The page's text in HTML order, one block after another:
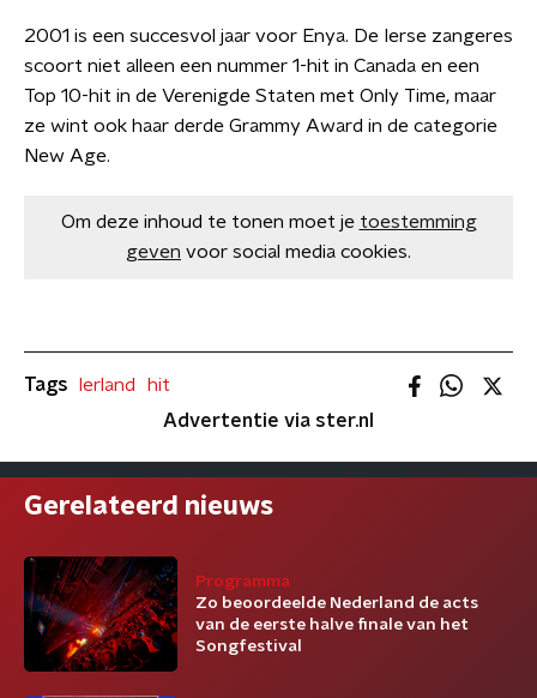
2001 is een succesvol jaar voor Enya. De Ierse zangeres
scoort niet alleen een nummer 1-hit in Canada en een
Top 10-hit in de Verenigde Staten met Only Time, maar
ze wint ook haar derde Grammy Award in de categorie
New Age.
Om deze inhoud te tonen moet je toestemming
geven voor social media cookies.
Tags Ierland
hit
Advertentie via ster.nl
Gerelateerd nieuws
Programma
Zo beoordeelde Nederland de acts
van de eerste halve finale van het
Songfestival